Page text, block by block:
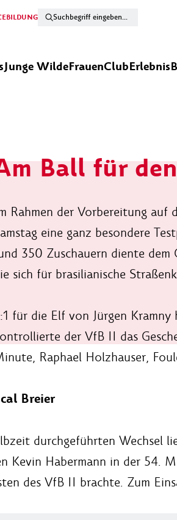
BILDUNG
Junge WildeFrauenClubErlebnis
Ball für
Rahmen der Vorbereitung auf
eine ganz besondere
350 Zuschauern diente dem
sich für brasilianische
für die Elf von Jürgen
der VfB II das
Raphael Holzhauser,
Breier
durchgeführten Wechsel
Kevin Habermann in der 54.
des VfB II brachte. Zum